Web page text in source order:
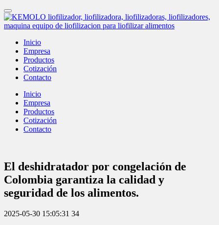
Inicio
Empresa
Productos
Cotización
Contacto
Inicio
Empresa
Productos
Cotización
Contacto
El deshidratador por congelación de
Colombia garantiza la calidad y
seguridad de los alimentos.
2025-05-30 15:05:31 34